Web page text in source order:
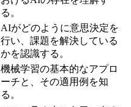
る。
AIがどのように意思決定を
行い、課題を解決している
かを認識する。
機械学習の基本的なアプロ
ーチと、その適用例を知
る。